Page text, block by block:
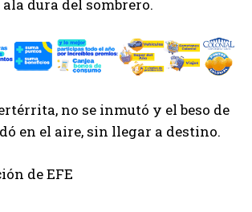
dura del sombrero.
no se inmutó y el beso de
en el aire, sin llegar a destino.
de EFE